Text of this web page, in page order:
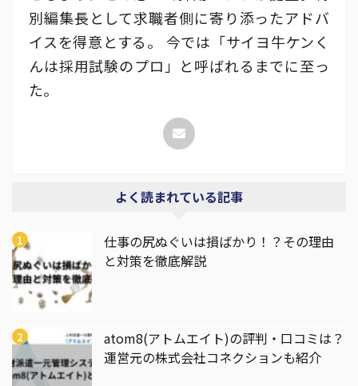
別編集長として求職者側に寄り添ったアドバ
イスを得意とする。 今では「サイヨ牛ケンく
んは採用試験のプロ」と呼ばれるまでに至っ
た。
よく読まれている記事
仕事の尻ぬぐいは損ばかり！？その理由
と対策を徹底解説
atom8(アトムエイト)の評判・口コミは？
運営元の株式会社コネクションも紹介